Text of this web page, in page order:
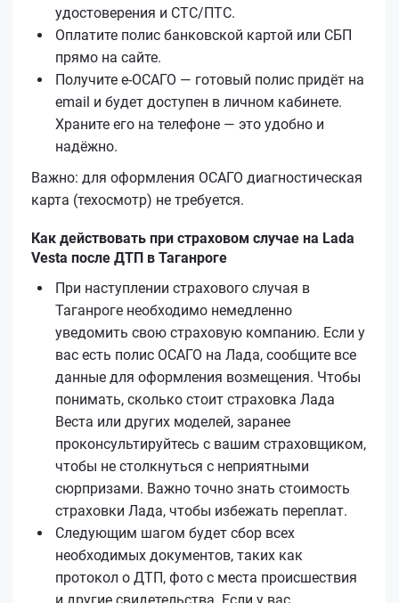
удостоверения и СТС/ПТС.
Оплатите полис банковской картой или СБП
прямо на сайте.
Получите е‑ОСАГО — готовый полис придёт на
email и будет доступен в личном кабинете.
Храните его на телефоне — это удобно и
надёжно.
Важно: для оформления ОСАГО диагностическая
карта (техосмотр) не требуется.
Как действовать при страховом случае на Lada
Vesta после ДТП в Таганроге
При наступлении страхового случая в
Таганроге необходимо немедленно
уведомить свою страховую компанию. Если у
вас есть полис ОСАГО на Лада, сообщите все
данные для оформления возмещения. Чтобы
понимать, сколько стоит страховка Лада
Веста или других моделей, заранее
проконсультируйтесь с вашим страховщиком,
чтобы не столкнуться с неприятными
сюрпризами. Важно точно знать стоимость
страховки Лада, чтобы избежать переплат.
Следующим шагом будет сбор всех
необходимых документов, таких как
протокол о ДТП, фото с места происшествия